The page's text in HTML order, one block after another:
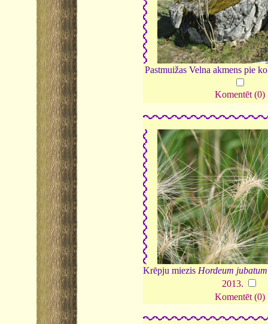
Pastmuižas Velna akmens pie
Komentēt (0)
Krēpju miezis Hordeum jubatum
2013.
Komentēt (0)